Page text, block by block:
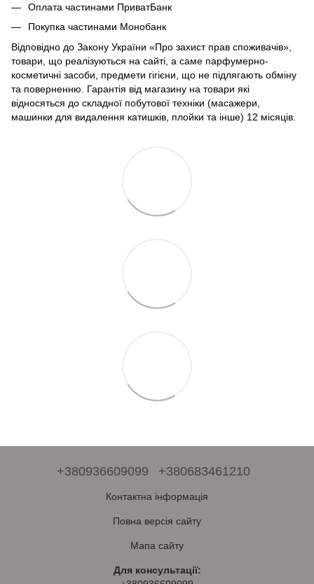
Оплата частинами ПриватБанк
Покупка частинами Монобанк
Відповідно до Закону України «Про захист прав споживачів»,
товари, що реалізуються на сайті, а саме парфумерно-
косметичні засоби, предмети гігієни, що не підлягають обміну
та поверненню. Гарантія від магазину на товари які
відносяться до складної побутової техніки (масажери,
машинки для видалення катишків, плойки та інше) 12 місяців.
+380936609099 +380683461210
Контактна інформація
Повна версія сайту
Мапа сайту
Для консультації: